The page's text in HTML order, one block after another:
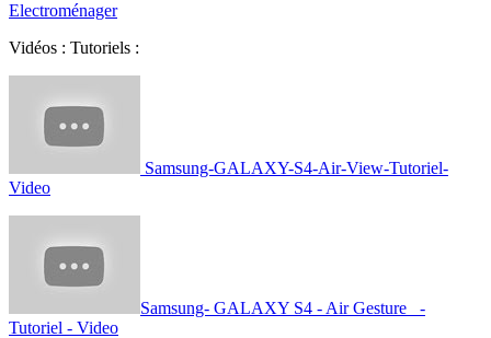
Electroménager
Vidéos : Tutoriels :
Samsung-GALAXY-S4-Air-View-Tutoriel-
Video
Samsung- GALAXY S4 - Air Gesture -
Tutoriel - Video